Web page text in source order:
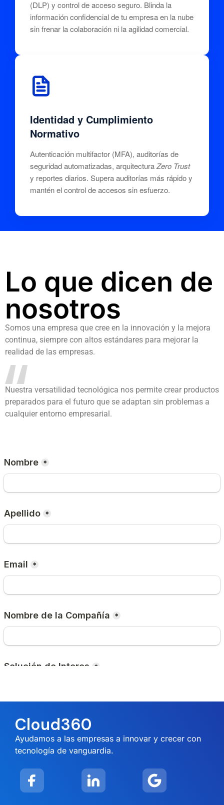
(DLP) y control de acceso seguro. Blinda la
información confidencial de tu empresa en la nube
sin frenar la colaboración ni la agilidad comercial.
Identidad y Cumplimiento
Normativo
Autenticación multifactor (MFA), auditorías de
seguridad automatizadas, arquitecturaZero Trust
y reportes diarios. Supera auditorías más rápido y
mantén el control de accesos sin esfuerzo.
Lo que dicen de
nosotros
Somos una empresa que cree en la innovación y la mejora
continua, siempre con altos estándares para mejorar la
realidad de las empresas.
Nuestra versatilidad tecnológica nos permite crear productos
preparados para el futuro que se adaptan sin problemas a
cualquier entorno empresarial.
Cloud360
Ayudamos a las empresas a innovar y crecer con
tecnología de vanguardia.